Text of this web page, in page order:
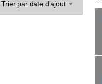
Trier par date d'ajout